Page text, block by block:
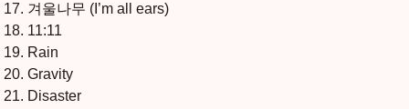
겨울나무 (I’m all ears)
11:11
Rain
Gravity
Disaster